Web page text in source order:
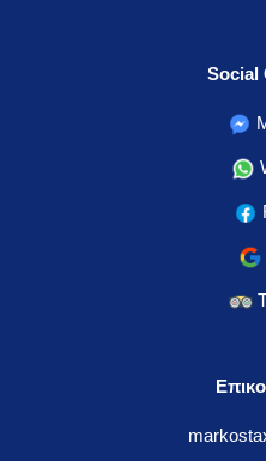
Social